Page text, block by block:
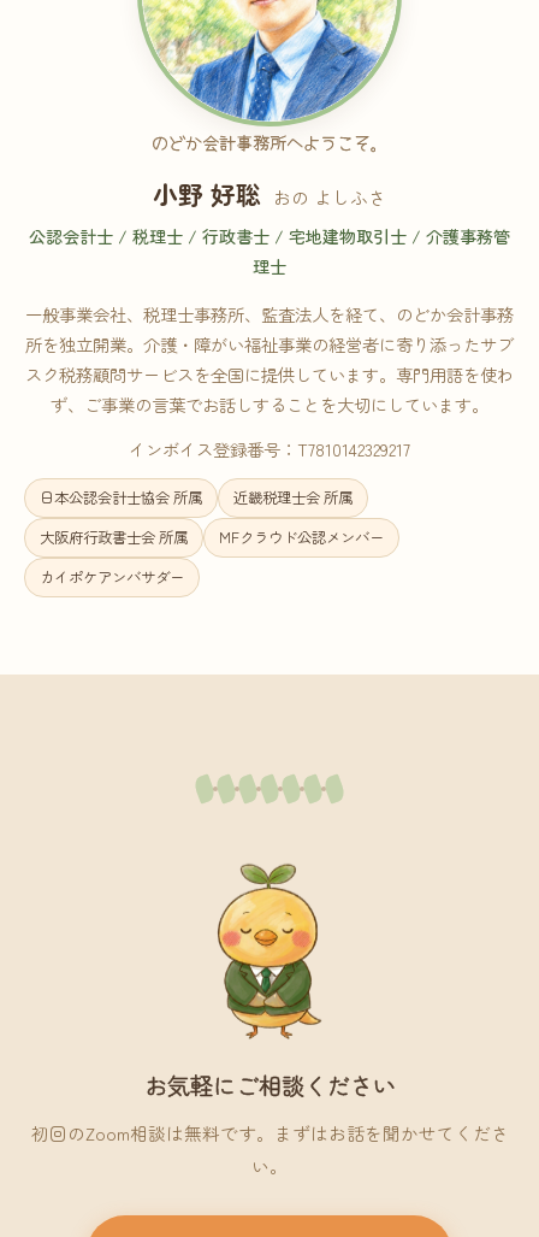
のどか会計事務所へようこそ。
小野 好聡 おの よしふさ
公認会計士 / 税理士 / 行政書士 / 宅地建物取引士 / 介護事務管
理士
一般事業会社、税理士事務所、監査法人を経て、のどか会計事務
所を独立開業。介護・障がい福祉事業の経営者に寄り添ったサブ
スク税務顧問サービスを全国に提供しています。専門用語を使わ
ず、ご事業の言葉でお話しすることを大切にしています。
インボイス登録番号：T7810142329217
日本公認会計士協会 所属
近畿税理士会 所属
大阪府行政書士会 所属
MFクラウド公認メンバー
カイポケアンバサダー
お気軽にご相談ください
初回のZoom相談は無料です。まずはお話を聞かせてくださ
い。